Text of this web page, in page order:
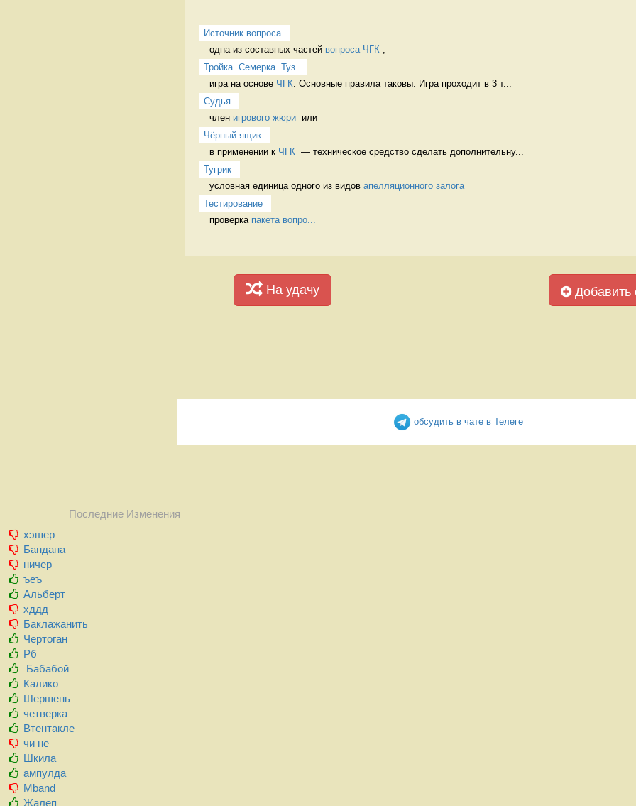
Источник вопроса
одна из составных частей вопроса ЧГК
Тройка. Семерка. Туз.
игра на основе ЧГК . Основные правила таковы. Игра проходит в 3 т...
Судья
член игрового жюри
  или
Чёрный ящик
в применении к ЧГК
  — техническое средство сделать дополнительну...
Тугрик
условная единица одного из видов апелляционного залога
Тестирование
проверка пакета вопро...
На удачу Добавить
обсудить в чате в Телеге
Последние Изменения
хэшер
Бандана
ничер
ъеъ
Альберт
хддд
Баклажанить
Чертоган
Рб
Бабабой
Калико
Шершень
четверка
Втентакле
чи не
Шкила
ампулда
Mband
Жалеп